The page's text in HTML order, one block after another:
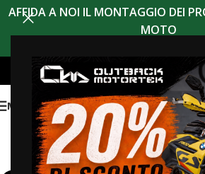
AFFIDA A NOI IL MONTAGGIO DEI
MOTO
MENU